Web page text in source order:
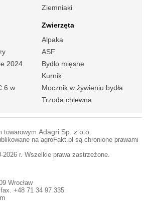
Ziemniaki
2024
6 w
Zwierzęta
Alpaka
ASF
Bydło mięsne
Kurnik
Mocznik w żywieniu bydła
Trzoda chlewna
towarowym Adagri Sp. z o.o.
na agroFakt.pl są chronione prawami
r. Wszelkie prawa zastrzeżone.
Wrocław
, fax. +48 71 34 97 335